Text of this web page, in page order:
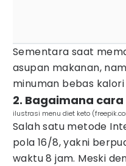
Sementara saat
asupan makanan,
minuman bebas kalori
2. Bagaimana
ilustrasi menu diet keto
Salah satu metode
pola 16/8, yakni
waktu 8 jam. Meski